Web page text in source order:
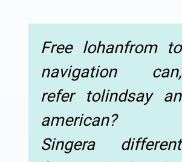
Free lohanfrom to
navigation can,
refer tolindsay an
american?
Singera different